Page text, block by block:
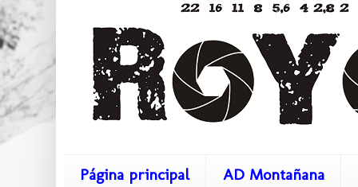
Página principal AD Montañana